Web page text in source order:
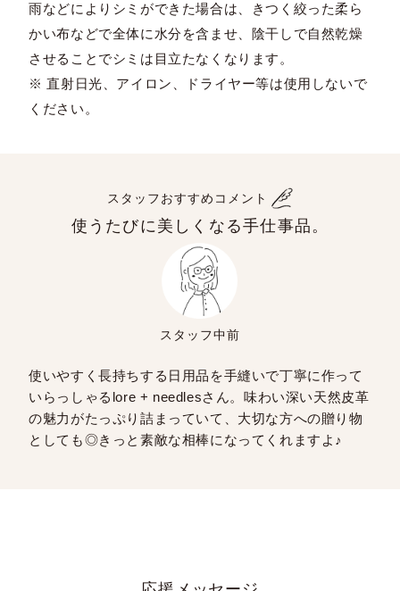
雨などによりシミができた場合は、きつく絞った柔ら
かい布などで全体に水分を含ませ、陰干しで自然乾燥
させることでシミは目立たなくなります。
※ 直射日光、アイロン、ドライヤー等は使用しないで
ください。
スタッフおすすめコメント
使うたびに美しくなる手仕事品。
スタッフ中前
使いやすく長持ちする日用品を手縫いで丁寧に作って
いらっしゃるlore + needlesさん。味わい深い天然皮革
の魅力がたっぷり詰まっていて、大切な方への贈り物
としても◎きっと素敵な相棒になってくれますよ♪